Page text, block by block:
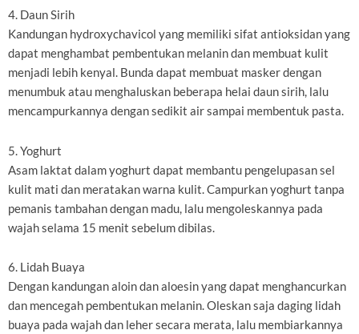
4. Daun Sirih
Kandungan hydroxychavicol yang memiliki sifat antioksidan yang
dapat menghambat pembentukan melanin dan membuat kulit
menjadi lebih kenyal. Bunda dapat membuat masker dengan
menumbuk atau menghaluskan beberapa helai daun sirih, lalu
mencampurkannya dengan sedikit air sampai membentuk pasta.
5. Yoghurt
Asam laktat dalam yoghurt dapat membantu pengelupasan sel
kulit mati dan meratakan warna kulit. Campurkan yoghurt tanpa
pemanis tambahan dengan madu, lalu mengoleskannya pada
wajah selama 15 menit sebelum dibilas.
6. Lidah Buaya
Dengan kandungan aloin dan aloesin yang dapat menghancurkan
dan mencegah pembentukan melanin. Oleskan saja daging lidah
buaya pada wajah dan leher secara merata, lalu membiarkannya